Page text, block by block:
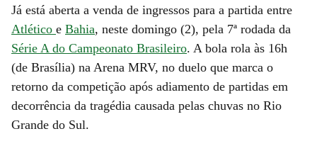
Já está aberta a venda de ingressos para a partida entre
Atlético e Bahia, neste domingo (2), pela 7ª rodada da
Série A do Campeonato Brasileiro. A bola rola às 16h
(de Brasília) na Arena MRV, no duelo que marca o
retorno da competição após adiamento de partidas em
decorrência da tragédia causada pelas chuvas no Rio
Grande do Sul.